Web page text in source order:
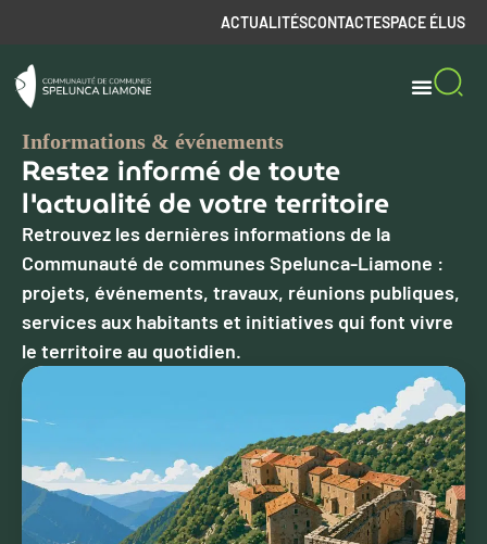
ACTUALITÉSCONTACTESPACE ÉLUS
Informations & événements
Restez informé de toute
l'actualité de votre territoire
Retrouvez les dernières informations de la
Communauté de communes Spelunca-Liamone :
projets, événements, travaux, réunions publiques,
services aux habitants et initiatives qui font vivre
le territoire au quotidien.